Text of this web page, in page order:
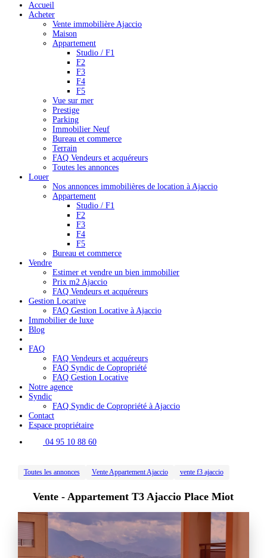
Accueil
Acheter
Vente immobilière Ajaccio
Maison
Appartement
Studio / F1
F2
F3
F4
F5
Vue sur mer
Prestige
Parking
Immobilier Neuf
Bureau et commerce
Terrain
FAQ Vendeurs et acquéreurs
Toutes les annonces
Louer
Nos annonces immobilières de location à Ajaccio
Appartement
Studio / F1
F2
F3
F4
F5
Bureau et commerce
Vendre
Estimer et vendre un bien immobilier
Prix m2 Ajaccio
FAQ Vendeurs et acquéreurs
Gestion Locative
FAQ Gestion Locative à Ajaccio
Immobilier de luxe
Blog
FAQ
FAQ Vendeurs et acquéreurs
FAQ Syndic de Copropriété
FAQ Gestion Locative
Notre agence
Syndic
FAQ Syndic de Copropriété à Ajaccio
Contact
Espace propriétaire
04 95 10 88 60
Toutes les annonces Vente Appartement Ajaccio vente f3 ajaccio
Vente -Appartement T3 Ajaccio Place Miot